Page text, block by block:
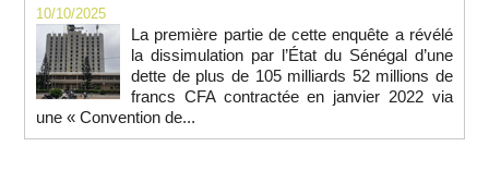
10/10/2025
La première partie de cette enquête a révélé
la dissimulation par l’État du Sénégal d’une
dette de plus de 105 milliards 52 millions de
francs CFA contractée en janvier 2022 via
une « Convention de...